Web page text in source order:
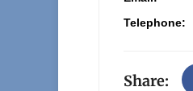
Telephone:
Share: